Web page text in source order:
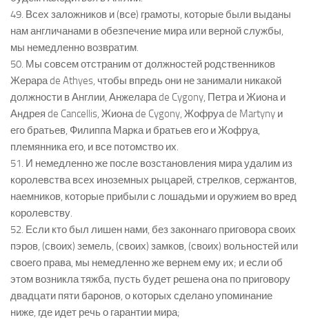
49. Всех заложников и (все) грамоты, которые были выданы
нам англичанами в обезпечение мира или верной службы,
мы немедленно возвратим.
50. Мы совсем отстраним от должностей родственников
Жерара de Athyes, чтобы впредь они не занимали никакой
должности в Англии, Анжелара de Cygony, Петра и Жиона и
Андрея de Cancellis, Жиона de Cygony, Жофруа de Martyny и
его братьев, Филиппа Марка и братьев его и Жофруа,
племянника его, и все потомство их.
51. И немедленно же после возстановления мира удалим из
королевства всех иноземных рыцарей, стрелков, сержантов,
наемников, которые прибыли с лошадьми и оружием во вред
королевству.
52. Если кто был лишен нами, без законнаго приговора своих
пэров, (своих) земель, (своих) замков, (своих) вольностей или
своего права, мы немедленно же вернем ему их; и если об
этом возникла тяжба, пусть будет решена она по приговору
двадцати пяти баронов, о которых сделано упоминание
ниже, где идет речь о гарантии мира;